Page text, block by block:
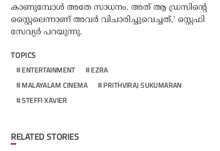
കാണുമ്പോള്‍ അതേ സാധനം. അത് ആ ഡ്രസിന്റെ
സ്റ്റൈലെന്നാണ് അവര്‍ വിചാരിച്ചുവെച്ചത്,’ സ്റ്റെഫി
സേവ്യര്‍ പറയുന്നു.
TOPICS
ENTERTAINMENT
EZRA
MALAYALAM CINEMA
PRITHVIRAJ SUKUMARAN
STEFFI XAVIER
RELATED STORIES